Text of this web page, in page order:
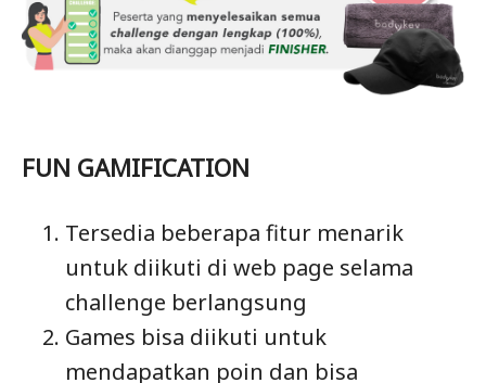
FUN GAMIFICATION
Tersedia beberapa fitur menarik
untuk diikuti di web page selama
challenge berlangsung
Games bisa diikuti untuk
mendapatkan poin dan bisa